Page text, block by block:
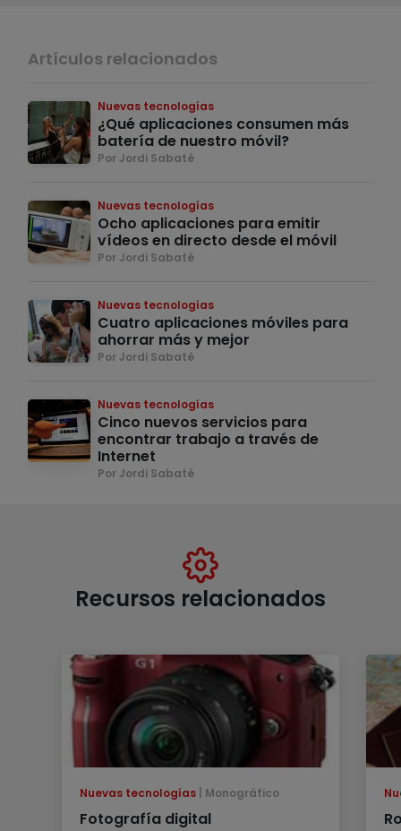
Artículos relacionados
Nuevas tecnologías
¿Qué aplicaciones consumen más
batería de nuestro móvil?
Por Jordi Sabaté
Nuevas tecnologías
Ocho aplicaciones para emitir
vídeos en directo desde el móvil
Por Jordi Sabaté
Nuevas tecnologías
Cuatro aplicaciones móviles para
ahorrar más y mejor
Por Jordi Sabaté
Nuevas tecnologías
Cinco nuevos servicios para
encontrar trabajo a través de
Internet
Por Jordi Sabaté
Recursos relacionados
Nuevas tecnologías Monográfico
Fotografía digital